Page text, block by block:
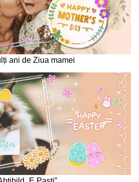
ani de Ziua mamei